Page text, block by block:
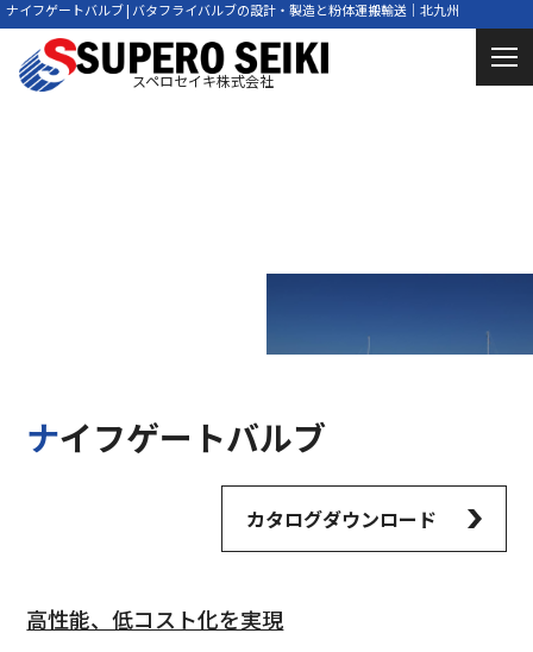
ナイフゲートバルブ | バタフライバルブの設計・製造と粉体運搬輸送｜北九州
スペロセイキ株式会社
ナイフゲートバルブ
カタログダウンロード
高性能、低コスト化を実現